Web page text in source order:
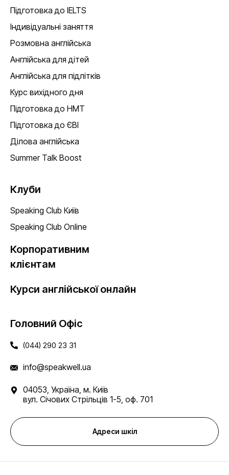
Підготовка до IELTS
Індивідуальні заняття
Розмовна англійська
Англійська для дітей
Англійська для підлітків
Курс вихідного дня
Підготовка до НМТ
Підготовка до ЄВІ
Ділова англійська
Summer Talk Boost
Клуби
Speaking Club Київ
Speaking Club Online
Корпоративним
клієнтам
Курси англійської онлайн
Головний Офіс
(044) 290 23 31
info@speakwell.ua
04053, Україна, м. Київ
вул. Січових Стрільців 1-5, оф. 701
Адреси шкіл